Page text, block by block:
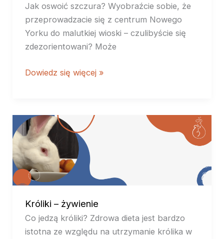
Jak oswoić szczura? Wyobraźcie sobie, że
przeprowadzacie się z centrum Nowego
Yorku do malutkiej wioski – czulibyście się
zdezorientowani? Może
Dowiedz się więcej »
Króliki – żywienie
Co jedzą króliki? Zdrowa dieta jest bardzo
istotna ze względu na utrzymanie królika w
Króliki
–
żywienie